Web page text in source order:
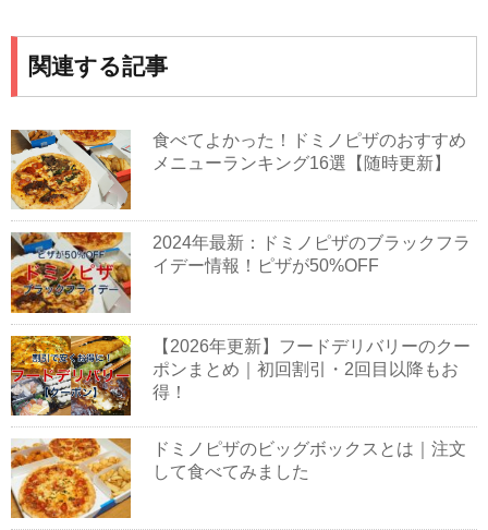
関連する記事
食べてよかった！ドミノピザのおすすめ
メニューランキング16選【随時更新】
2024年最新：ドミノピザのブラックフラ
イデー情報！ピザが50%OFF
【2026年更新】フードデリバリーのクー
ポンまとめ｜初回割引・2回目以降もお
得！
ドミノピザのビッグボックスとは｜注文
して食べてみました